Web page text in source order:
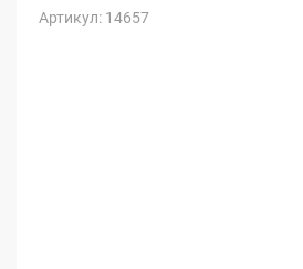
Артикул: 14657